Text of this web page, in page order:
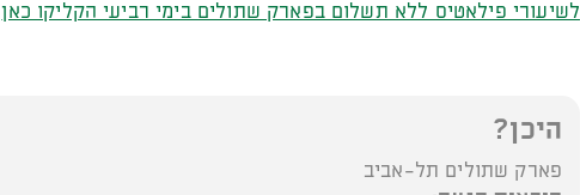
לשיעורי פילאטיס ללא תשלום בפארק שתולים בימי רביעי הקליקו כאן
היכן?
פארק שתולים תל-אביב